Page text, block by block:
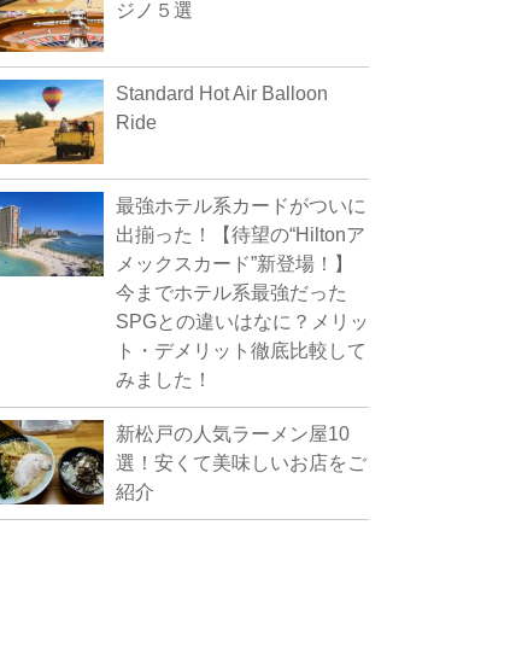
ジノ５選
Standard Hot Air Balloon
Ride
最強ホテル系カードがついに
出揃った！【待望の“Hiltonア
メックスカード”新登場！】
今までホテル系最強だった
SPGとの違いはなに？メリッ
ト・デメリット徹底比較して
みました！
新松戸の人気ラーメン屋10
選！安くて美味しいお店をご
紹介